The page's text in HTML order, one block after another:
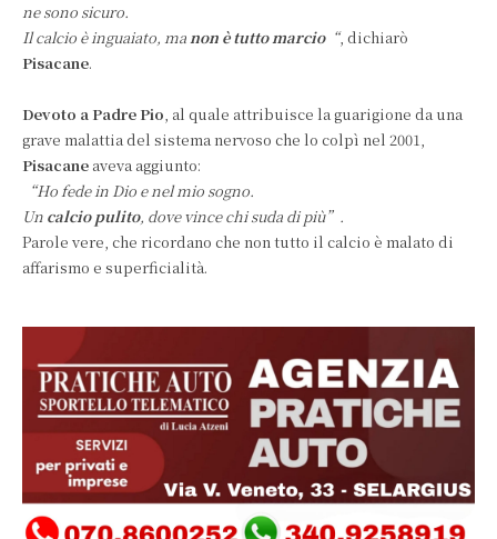
ne sono sicuro.
Il calcio è inguaiato, manon è tutto marcio“, dichiarò
Pisacane.
Devoto a Padre Pio, al quale attribuisce la guarigione da una
grave malattia del sistema nervoso che lo colpì nel 2001,
Pisacane aveva aggiunto:
“Ho fede in Dio e nel mio sogno.
Un calcio pulito, dove vince chi suda di più”.
Parole vere, che ricordano che non tutto il calcio è malato di
affarismo e superficialità.